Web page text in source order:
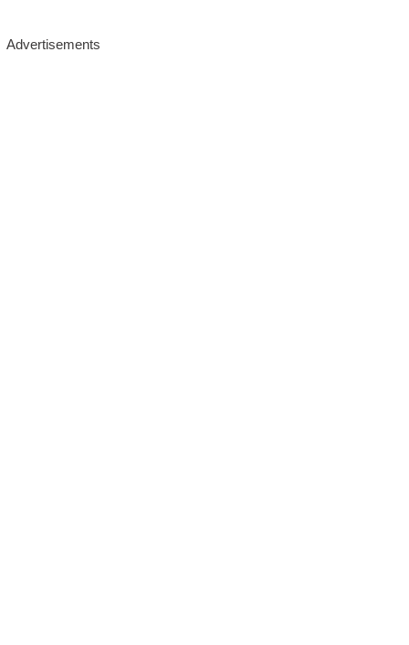
Advertisements